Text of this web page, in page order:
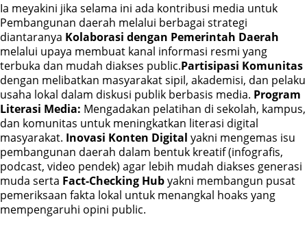
Ia meyakini jika selama ini ada kontribusi media untuk
Pembangunan daerah melalui berbagai strategi
diantaranya Kolaborasi dengan Pemerintah Daerah
melalui upaya membuat kanal informasi resmi yang
terbuka dan mudah diakses public.Partisipasi Komunitas
dengan melibatkan masyarakat sipil, akademisi, dan pelaku
usaha lokal dalam diskusi publik berbasis media. Program
Literasi Media: Mengadakan pelatihan di sekolah, kampus,
dan komunitas untuk meningkatkan literasi digital
masyarakat. Inovasi Konten Digital yakni mengemas isu
pembangunan daerah dalam bentuk kreatif (infografis,
podcast, video pendek) agar lebih mudah diakses generasi
muda serta Fact-Checking Hubyakni membangun pusat
pemeriksaan fakta lokal untuk menangkal hoaks yang
mempengaruhi opini public.